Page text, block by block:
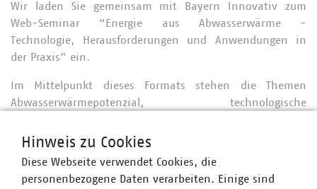
Wir laden Sie gemeinsam mit Bayern Innovativ zum
Web-Seminar “Energie aus Abwasserwärme -
Technologie, Herausforderungen und Anwendungen in
der Praxis” ein.
Im Mittelpunkt dieses Formats stehen die Themen
Abwasserwärmepotenzial, technologische
Umsetzung in die Praxis, Anwendungsmöglichkeiten für
Wärmenetzlösungen, u.a. Kalte Nahwärme.
Hinweis zu Cookies
Diese Webseite verwendet Cookies, die
personenbezogene Daten verarbeiten. Einige sind